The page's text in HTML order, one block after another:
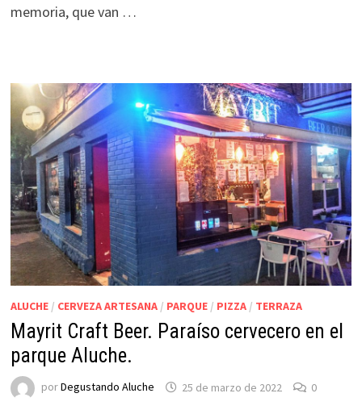
memoria, que van …
ALUCHE/ CERVEZA ARTESANA/ PARQUE/ PIZZA/ TERRAZA
Mayrit Craft Beer. Paraíso cervecero en el
parque Aluche.
porDegustando Aluche 25 de marzo de 2022 0